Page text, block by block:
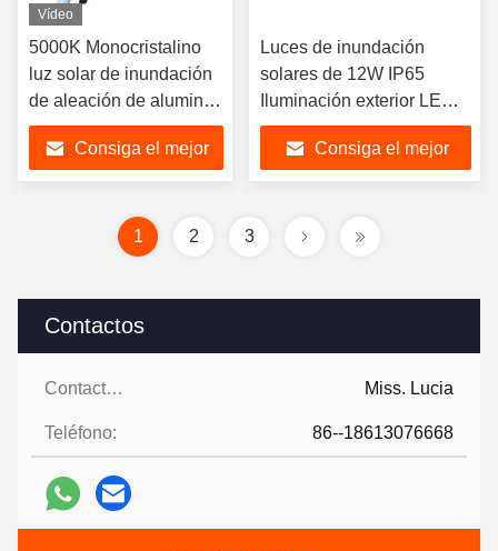
Contactos
Contactos: Miss. Lucia
Teléfono: 86--18613076668
Vídeo
5000K Monocristalino
luz solar de inundación
de aleación de aluminio
luz solar
Consiga el mejor
Luces de inundación
solares de 12W IP65
Iluminación exterior LED
impermeable
Consiga el mejor
1 2 3